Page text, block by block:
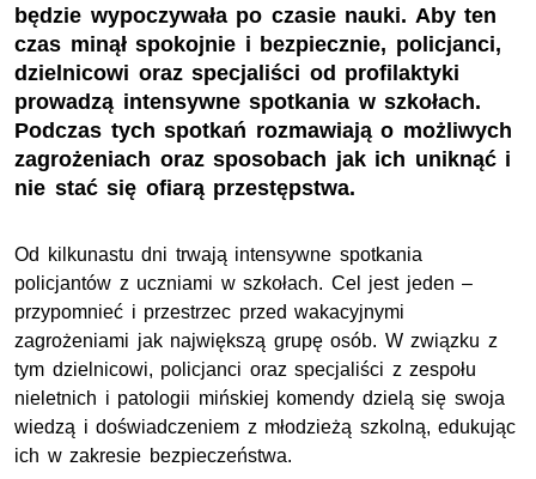
będzie wypoczywała po czasie nauki. Aby ten
czas minął spokojnie i bezpiecznie, policjanci,
dzielnicowi oraz specjaliści od profilaktyki
prowadzą intensywne spotkania w szkołach.
Podczas tych spotkań rozmawiają o możliwych
zagrożeniach oraz sposobach jak ich uniknąć i
nie stać się ofiarą przestępstwa.
Od kilkunastu dni trwają intensywne spotkania
policjantów z uczniami w szkołach. Cel jest jeden –
przypomnieć i przestrzec przed wakacyjnymi
zagrożeniami jak największą grupę osób. W związku z
tym dzielnicowi, policjanci oraz specjaliści z zespołu
nieletnich i patologii mińskiej komendy dzielą się swoja
wiedzą i doświadczeniem z młodzieżą szkolną, edukując
ich w zakresie bezpieczeństwa.